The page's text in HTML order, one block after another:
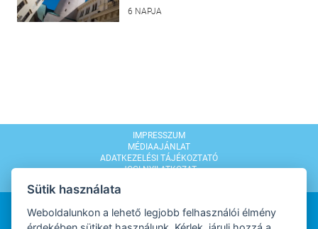
6 NAPJA
IMPRESSZUM
MÉDIAAJÁNLAT
ADATKEZELÉSI TÁJÉKOZTATÓ
JOGI NYILATKOZAT
Sütik használata
Weboldalunkon a lehető legjobb felhasználói élmény